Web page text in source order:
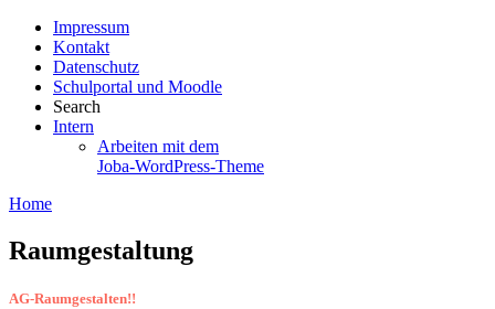
Impressum
Kontakt
Datenschutz
Schulportal und Moodle
Search
Intern
Arbeiten mit dem
Joba-WordPress-Theme
Home
Raumgestaltung
AG-Raumgestalten!!